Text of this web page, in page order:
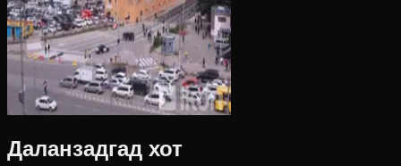
Даланзадгад хот